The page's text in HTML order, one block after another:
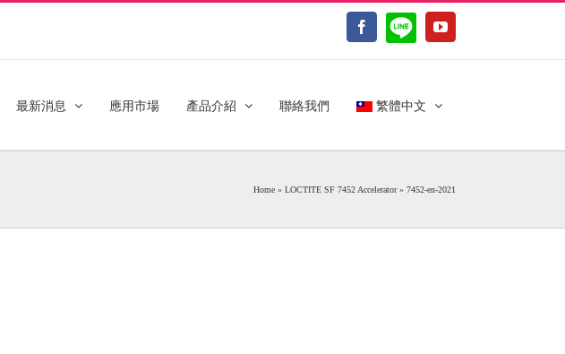
Facebook
LINE@ YouTube
最新消息 應用市場 產品介紹 聯絡我們 繁體中文
Home » LOCTITE SF 7452 Accelerator» 7452-en-2021